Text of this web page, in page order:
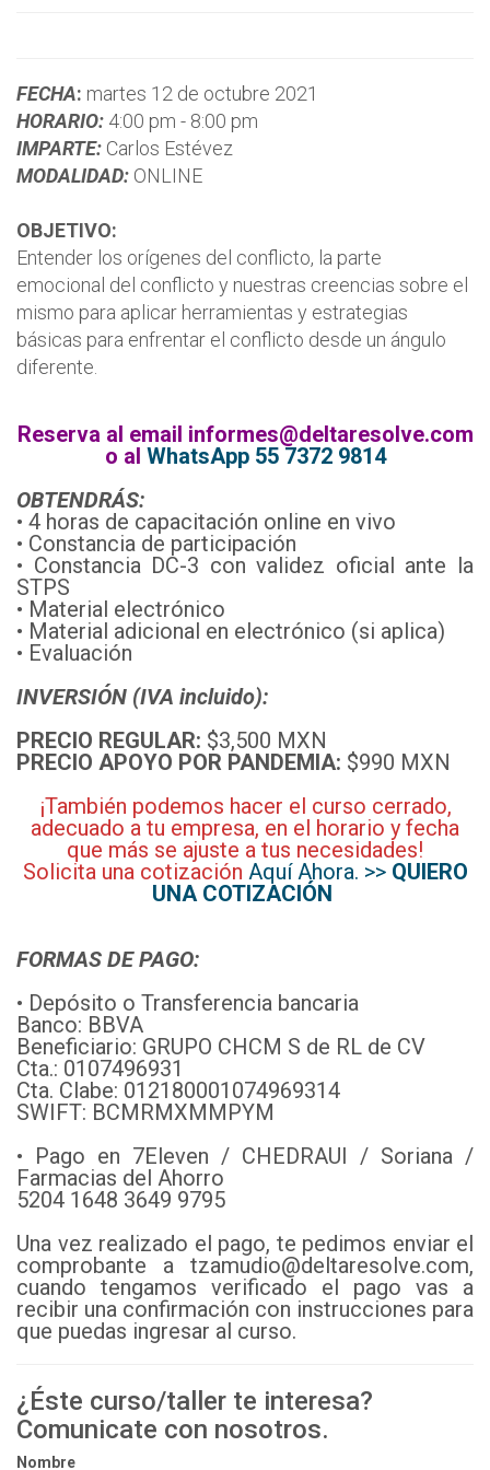
FECHA: martes 12 de octubre 2021
HORARIO: 4:00 pm - 8:00 pm
IMPARTE: Carlos Estévez
MODALIDAD: ONLINE
OBJETIVO:
Entender los orígenes del conflicto, la parte
emocional del conflicto y nuestras creencias sobre el
mismo para aplicar herramientas y estrategias
básicas para enfrentar el conflicto desde un ángulo
diferente.
Reserva al email informes@deltaresolve.com
o al WhatsApp 55 7372 9814
OBTENDRÁS:
• 4 horas de capacitación online en vivo
• Constancia de participación
• Constancia DC-3 con validez oficial ante la
STPS
• Material electrónico
• Material adicional en electrónico (si aplica)
• Evaluación
INVERSIÓN (IVA incluido):
PRECIO REGULAR: $3,500 MXN
PRECIO APOYO POR PANDEMIA: $990 MXN
¡También podemos hacer el curso cerrado,
adecuado a tu empresa, en el horario y fecha
que más se ajuste a tus necesidades!
Solicita una cotización Aquí Ahora. >> QUIERO
UNA COTIZACIÓN
FORMAS DE PAGO:
• Depósito o Transferencia bancaria
Banco: BBVA
Beneficiario: GRUPO CHCM S de RL de CV
Cta.: 0107496931
Cta. Clabe: 012180001074969314
SWIFT: BCMRMXMMPYM
• Pago en 7Eleven / CHEDRAUI / Soriana /
Farmacias del Ahorro
5204 1648 3649 9795
Una vez realizado el pago, te pedimos enviar el
comprobante a tzamudio@deltaresolve.com,
cuando tengamos verificado el pago vas a
recibir una confirmación con instrucciones para
que puedas ingresar al curso.
¿Éste curso/taller te interesa?
Comunicate con nosotros.
Nombre